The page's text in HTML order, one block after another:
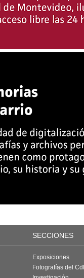
SECCIONES
Exposiciones
Fotografías del